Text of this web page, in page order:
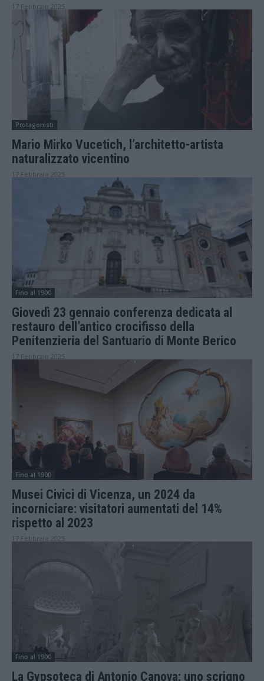
17 Febbraio 2025
Protagonisti
Mario Mirko Vucetich, l’architetto-artista
naturalizzato vicentino
17 Febbraio 2025
Fino al 1900
Giovedì 23 gennaio conferenza dedicata al
restauro dell’antico crocifisso della
Penitenzieria del Santuario di Monte Berico
17 Febbraio 2025
Fino al 1900
Musei Civici di Vicenza, un 2024 da
incorniciare: visitatori aumentati del 14%
rispetto al 2023
17 Febbraio 2025
Fino al 1900
La Gypsoteca di Antonio Canova: uno scrigno